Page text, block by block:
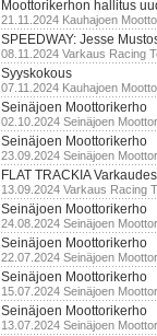
Moottorikerhon hallitus
21.11.2024 Kauhajoen
SPEEDWAY: Jesse
08.11.2024 Varkaus Racing
Syyskokous
07.11.2024 Kauhajoen
Seinäjoen Moottorikerho
02.10.2024 Seinäjoen
Seinäjoen Moottorikerho
23.09.2024 Seinäjoen
FLAT TRACKIA
13.09.2024 Varkaus Racing
Seinäjoen Moottorikerho
24.08.2024 Seinäjoen
Seinäjoen Moottorikerho
22.07.2024 Seinäjoen
Seinäjoen Moottorikerho
15.07.2024 Seinäjoen
Seinäjoen Moottorikerho
13.07.2024 Seinäjoen